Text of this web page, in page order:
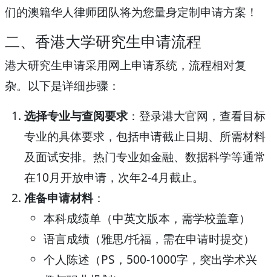
们的澳籍华人律师团队将为您量身定制申请方案！
二、香港大学研究生申请流程
港大研究生申请采用网上申请系统，流程相对复
杂。以下是详细步骤：
选择专业与查阅要求 ：登录港大官网，查看目标
专业的具体要求，包括申请截止日期、所需材料
及面试安排。热门专业如金融、数据科学等通常
在10月开放申请，次年2-4月截止。
准备申请材料：
本科成绩单（中英文版本，需学校盖章）
语言成绩（雅思/托福，需在申请时提交）
个人陈述（PS，500-1000字，突出学术兴